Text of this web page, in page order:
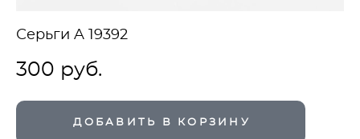
Серьги A 19392
300 pуб.
ДОБАВИТЬ В КОРЗИНУ